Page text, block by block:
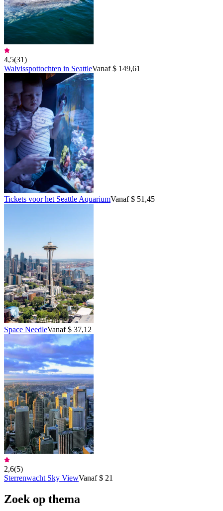
4,5(31)
Walvisspottochten in SeattleVanaf $ 149,61
Tickets voor het Seattle AquariumVanaf $ 51,45
Space NeedleVanaf $ 37,12
2,6(5)
Sterrenwacht Sky ViewVanaf $ 21
Zoek op thema